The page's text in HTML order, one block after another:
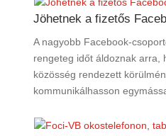
Jöhetnek a fizetős
A nagyobb Facebook-
rengeteg időt áldoznak arra,
közösség rendezett
kommunikálhasson